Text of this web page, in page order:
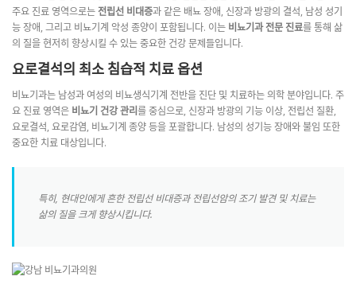
주요 진료 영역으로는 전립선 비대증과 같은 배뇨 장애, 신장과 방광의 결석, 남성 성기
능 장애, 그리고 비뇨기계 악성 종양이 포함됩니다. 이는 비뇨기과 전문 진료를 통해 삶
의 질을 현저히 향상시킬 수 있는 중요한 건강 문제들입니다.
요로결석의 최소 침습적 치료 옵션
비뇨기과는 남성과 여성의 비뇨생식기계 전반을 진단 및 치료하는 의학 분야입니다. 주
요 진료 영역은 비뇨기 건강 관리를 중심으로, 신장과 방광의 기능 이상, 전립선 질환,
요로결석, 요로감염, 비뇨기계 종양 등을 포괄합니다. 남성의 성기능 장애와 불임 또한
중요한 치료 대상입니다.
특히, 현대인에게 흔한 전립선 비대증과 전립선암의 조기 발견 및 치료는
삶의 질을 크게 향상시킵니다.